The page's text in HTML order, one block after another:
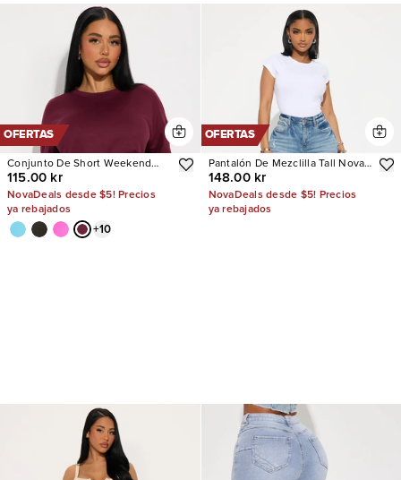
OFERTAS
Conjunto De Short Weekend
Vibes
115.00 kr
NovaDeals desde $5! Precios
ya rebajados
+10
OFERTAS
Pantalón De Mezclilla Tall Nova
90's Baby Basic Stretch Wide
Leg
148.00 kr
NovaDeals desde $5! Precios
ya rebajados